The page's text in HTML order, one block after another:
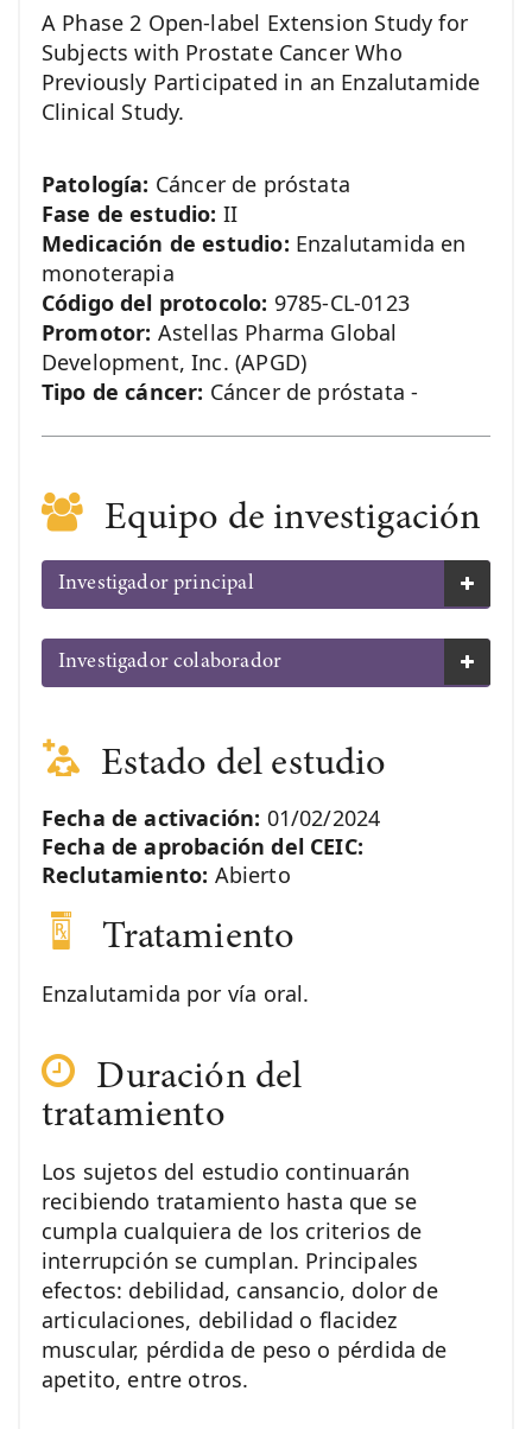
A Phase 2 Open-label Extension Study for
Subjects with Prostate Cancer Who
Previously Participated in an Enzalutamide
Clinical Study.
Patología: Cáncer de próstata
Fase de estudio: II
Medicación de estudio: Enzalutamida en
monoterapia
Código del protocolo: 9785-CL-0123
Promotor: Astellas Pharma Global
Development, Inc. (APGD)
Tipo de cáncer: Cáncer de próstata -
Equipo de investigación
Investigador principal
Investigador colaborador
Estado del estudio
Fecha de activación: 01/02/2024
Fecha de aprobación del CEIC:
Reclutamiento: Abierto
Tratamiento
Enzalutamida por vía oral.
Duración del
tratamiento
Los sujetos del estudio continuarán
recibiendo tratamiento hasta que se
cumpla cualquiera de los criterios de
interrupción se cumplan. Principales
efectos: debilidad, cansancio, dolor de
articulaciones, debilidad o flacidez
muscular, pérdida de peso o pérdida de
apetito, entre otros.